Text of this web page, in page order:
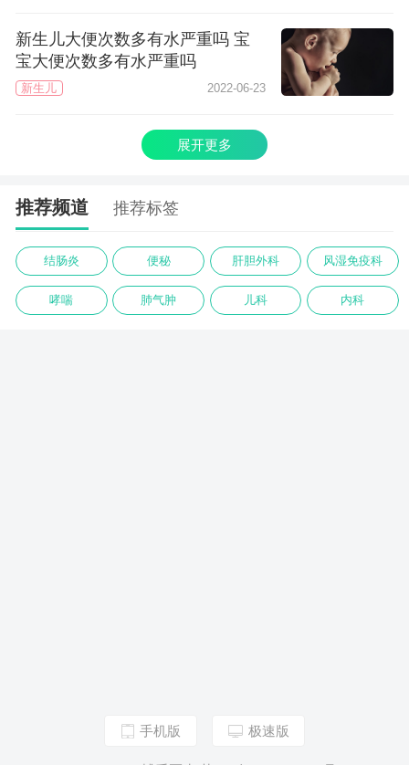
新生儿大便次数多有水严重吗 宝
宝大便次数多有水严重吗
新生儿 2022-06-23
展开更多
推荐频道 推荐标签
结肠炎 便秘 肝胆外科 风湿免疫科
哮喘 肺气肿 儿科 内科
手机版 极速版